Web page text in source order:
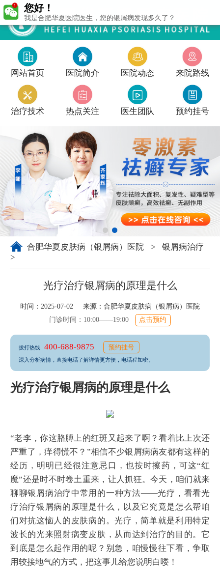
网站首页 医院简介 医院动态 来院路线
治疗技术 热点关注 医生团队 预约挂号
合肥华夏皮肤病（银屑病）医院 >
银屑病治疗
>
光疗治疗银屑病的原理是什么
时间：2025-07-02 来源： 合肥华夏皮肤病（银屑病）医院
门诊时间：10:00——19:00
点击预约
拨打热线 400-688-9875 预约挂号
深入分析病情，直接电话了解详情更方便，电话程加密。
光疗治疗银屑病的原理是什么
“老李，你这胳膊上的红斑又起来了啊？看着比上次还
严重了，痒得慌不？”相信不少银屑病病友都有这样的
经历，明明已经很注意忌口，也按时擦药，可这“红
魔”还是时不时卷土重来，让人抓狂。今天，咱们就来
聊聊银屑病治疗中常用的一种方法——光疗，看看光
疗治疗银屑病的原理是什么，以及它究竟是怎么帮咱
们对抗这恼人的皮肤病的。光疗，简单就是利用特定
波长的光来照射病变皮肤，从而达到治疗的目的。它
到底是怎么起作用的呢？别急，咱慢慢往下看，争取
用较接地气的方式，把这事儿给您说明白喽！
您好！
我是合肥华夏医院医生，您的银屑病发现多久了？